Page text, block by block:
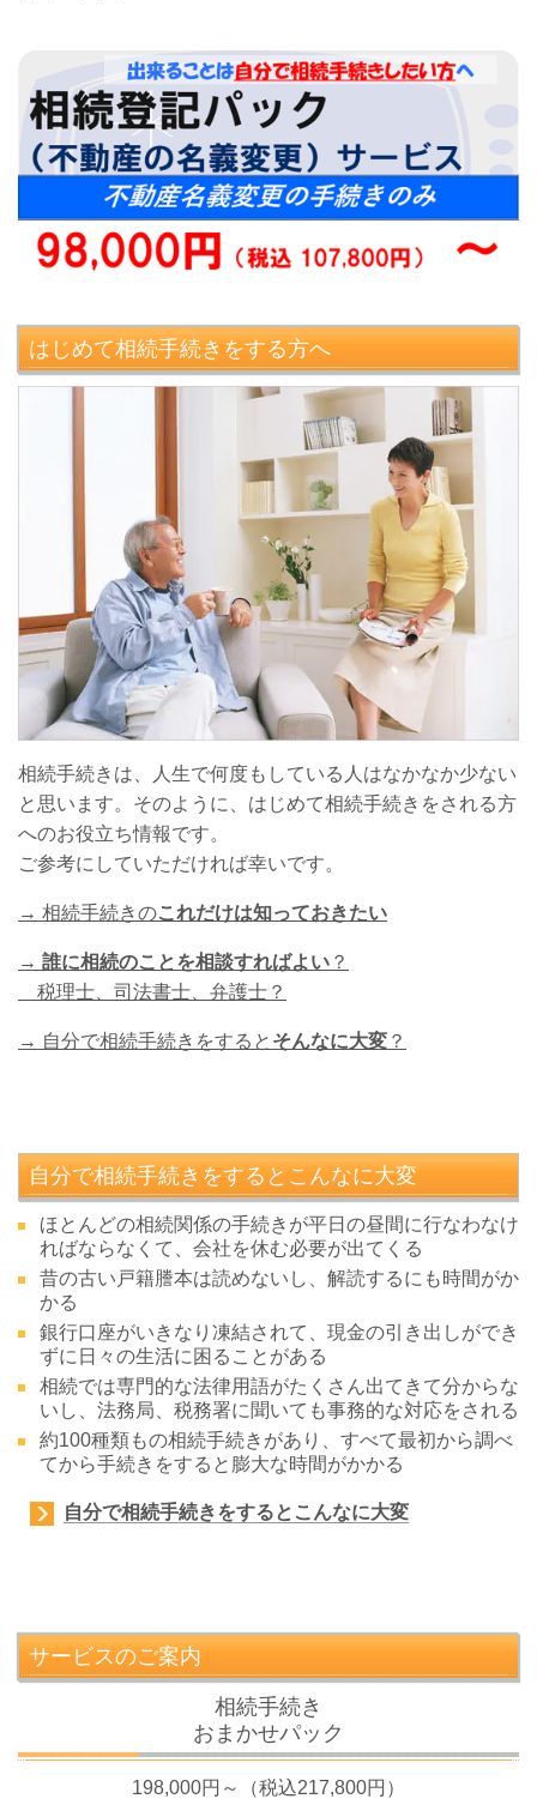
はじめて相続手続きをする方へ
相続手続きは、人生で何度もしている人はなかなか少ない
と思います。そのように、はじめて相続手続きをされる方
へのお役立ち情報です。
ご参考にしていただければ幸いです。
→ 相続手続きのこれだけは知っておきたい
→ 誰に相続のことを相談すればよい ？
税理士、司法書士、弁護士？
→ 自分で相続手続きをすると そんなに大変 ？
自分で相続手続きをするとこんなに大変
ほとんどの相続関係の手続きが平日の昼間に行なわなけ
ればならなくて、会社を休む必要が出てくる
昔の古い戸籍謄本は読めないし、解読するにも時間がか
かる
銀行口座がいきなり凍結されて、現金の引き出しができ
ずに日々の生活に困ることがある
相続では専門的な法律用語がたくさん出てきて分からな
いし、法務局、税務署に聞いても事務的な対応をされる
約100種類もの相続手続きがあり、すべて最初から調べ
てから手続きをすると膨大な時間がかかる
自分で相続手続きをすると こんなに大変
サービスのご案内
相続手続き
おまかせパック
198,000円～（税込217,800円）